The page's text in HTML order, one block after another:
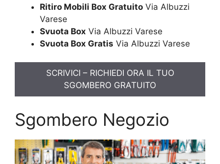
Ritiro Mobili Box Gratuito Via Albuzzi
Varese
Svuota Box Via Albuzzi Varese
Svuota Box Gratis Via Albuzzi Varese
SCRIVICI – RICHIEDI ORA IL TUO
SGOMBERO GRATUITO
Sgombero Negozio